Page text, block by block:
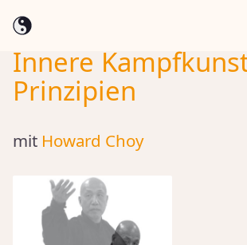
Skip to content
Innere
Prinzipien
mit Howard Choy